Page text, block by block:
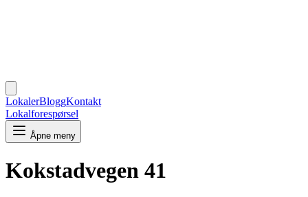
LokalerBloggKontakt
Lokalforespørsel
Åpne meny
Kokstadvegen 41